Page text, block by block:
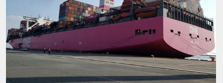
нападения
с
ножами